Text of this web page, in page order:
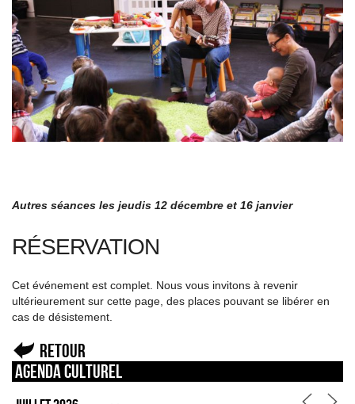
Autres séances les jeudis 12 décembre et 16 janvier
RÉSERVATION
Cet événement est complet. Nous vous invitons à revenir
ultérieurement sur cette page, des places pouvant se libérer en
cas de désistement.
Retour
Agenda culturel